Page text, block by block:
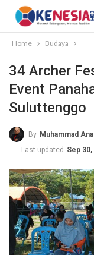
Home Budaya
34 Archer
Event
Suluttenggo
By Muhammad
Last updated Sep 30,